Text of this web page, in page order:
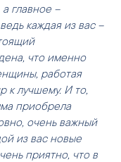
главное –
каждая из вас –
что именно
работая
к лучшему. И то,
приобрела
очень важный
из вас новые
приятно, что в